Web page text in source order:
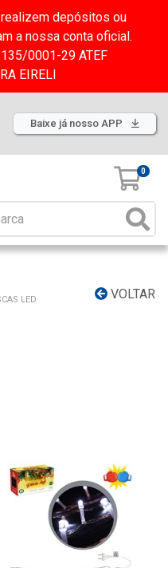
realizem depósitos ou
a nossa conta oficial.
0001-29 ATEF
EIRELI
Baixe já nosso APP
0
VOLTAR
LED